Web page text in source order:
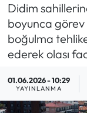
Didim
boyunca
boğulma
ederek olası
01.06.2026 - 10:29
YAYINLANMA
GÜNCEL
GÜNDEM
MAGAZİN
Son Dakika
Haber